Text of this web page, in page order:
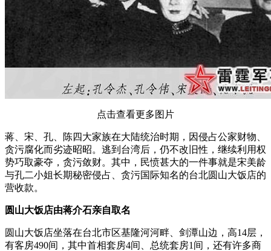
点击查看更多图片
蒋、宋、孔、陈四大家族在大陆统治时期，因侵占公家财物、
贪污腐化而劣迹昭昭。逃到台湾后，仍不改旧性，继续利用权
势巧取豪夺，贪污敛财。其中，民愤甚大的一件事就是宋美龄
与孔二小姐长期秘密侵占、贪污国际知名的台北圆山大饭店的
营收款。
圆山大饭店由蒋介石亲自取名
圆山大饭店坐落在台北市区基隆河河畔、剑潭山边，高14层，
有客房490间，其中首相套房4间、总统套房1间，还有许多商